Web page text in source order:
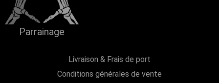
Parrainage
Livraison & Frais de port
Conditions générales de vente